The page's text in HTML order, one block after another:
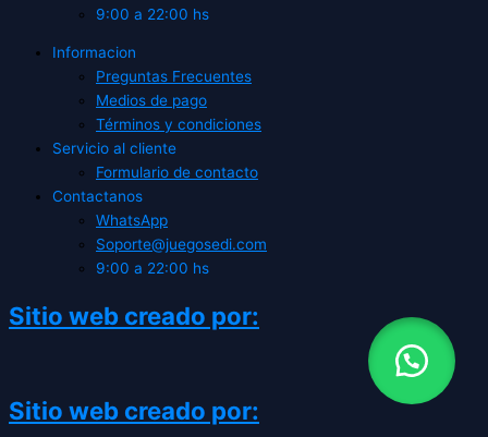
9:00 a 22:00 hs
Informacion
Preguntas Frecuentes
Medios de pago
Términos y condiciones
Servicio al cliente
Formulario de contacto
Contactanos
WhatsApp
Soporte@juegosedi.com
9:00 a 22:00 hs
Sitio web creado por:
Sitio web creado por: